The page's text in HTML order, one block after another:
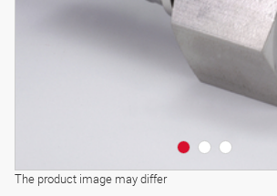
The product image may differ